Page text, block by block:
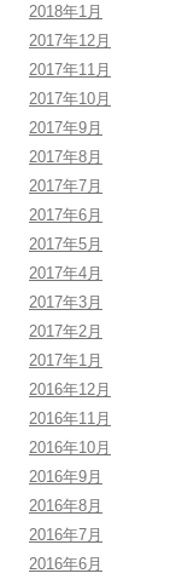
2018年1月
2017年12月
2017年11月
2017年10月
2017年9月
2017年8月
2017年7月
2017年6月
2017年5月
2017年4月
2017年3月
2017年2月
2017年1月
2016年12月
2016年11月
2016年10月
2016年9月
2016年8月
2016年7月
2016年6月